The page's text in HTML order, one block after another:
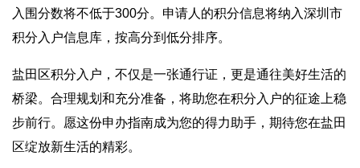
入围分数将不低于300分。申请人的积分信息将纳入深圳市
积分入户信息库，按高分到低分排序。
盐田区积分入户，不仅是一张通行证，更是通往美好生活的
桥梁。合理规划和充分准备，将助您在积分入户的征途上稳
步前行。愿这份申办指南成为您的得力助手，期待您在盐田
区绽放新生活的精彩。